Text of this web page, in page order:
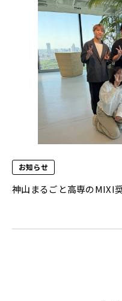
お知らせ
神山まるごと高専のMIXI